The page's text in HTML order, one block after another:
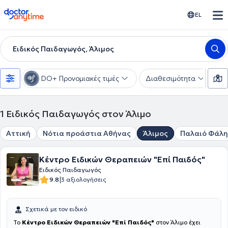
doctoranytime EL
Ειδικός Παιδαγωγός, Άλιμος
DO+ Προνομιακές τιμές Διαθεσιμότητα
1 Ειδικός Παιδαγωγός στον Άλιμο
Αττική Νότια προάστια Αθήνας Άλιμος Παλαιό
Κέντρο Ειδικών Θεραπειών "Επί Παιδός"
Ειδικός Παιδαγωγός
9.8|3 αξιολογήσεις
Σχετικά με τον ειδικό
Το Κέντρο Ειδικών Θεραπειών "Επί Παιδός" στον Άλιμο έχει